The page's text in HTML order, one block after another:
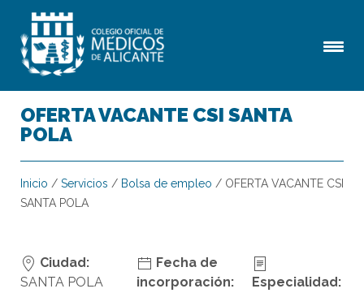
OFERTA VACANTE CSI SANTA
POLA
Inicio / Servicios / Bolsa de empleo / OFERTA VACANTE CSI
SANTA POLA
Ciudad:
SANTA POLA
Fecha de
incorporación:
Especialidad: